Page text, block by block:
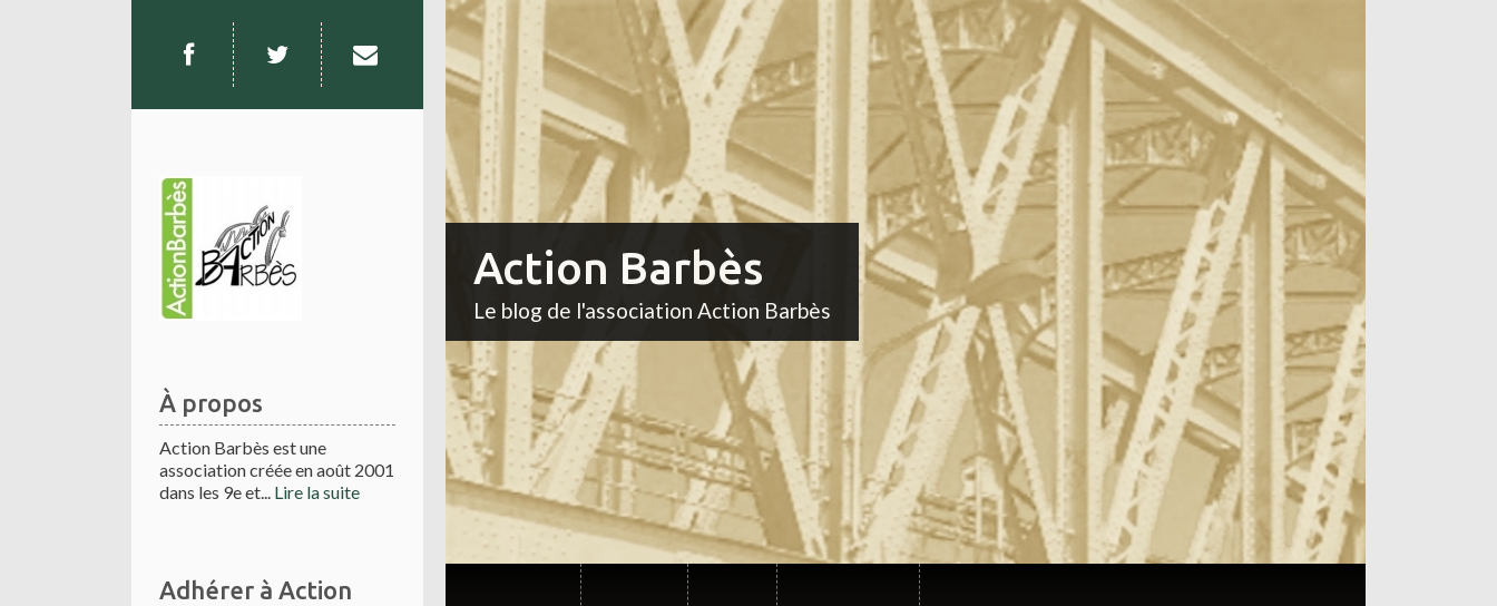
À propos
Action Barbès est une
association créée en août 2001
dans les 9e et... Lire la suite
Adhérer à Action
Action Barbès
Le blog de l'association Action Barbès